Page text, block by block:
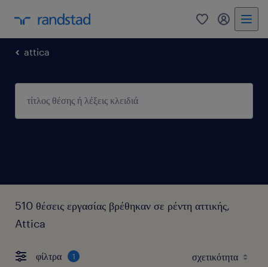
0 my
attica
510 θέσεις εργασίας βρέθηκαν σε ρέντη αττικής,
Attica
φίλτρα 1